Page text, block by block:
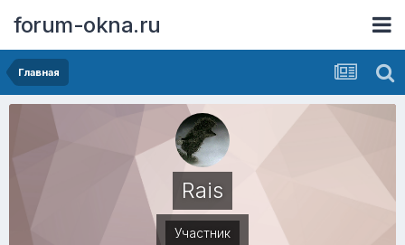
forum-okna.ru
Главная
Rais
Участник